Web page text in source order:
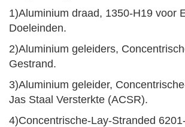
1)Aluminium draad, 1350-H19 voor
Doeleinden.
2)Aluminium geleiders,
Gestrand.
3)Aluminium geleider,
Jas Staal Versterkte (ACSR).
4)Concentrische-Lay-Stranded